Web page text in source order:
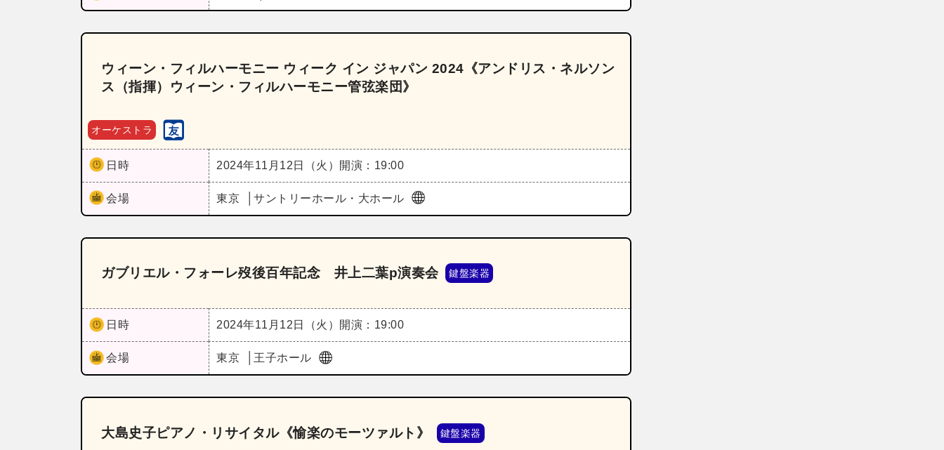
ウィーン・フィルハーモニー ウィーク イン ジャパン 2024《アンドリス・ネルソン
ス（指揮）ウィーン・フィルハーモニー管弦楽団》
オーケストラ
日時 2024年11月12日（火） 開演：19:00
会場 東京 サントリーホール・大ホール
ガブリエル・フォーレ歿後百年記念 井上二葉p演奏会 鍵盤楽器
日時 2024年11月12日（火） 開演：19:00
会場 東京 王子ホール
大島史子ピアノ・リサイタル《愉楽のモーツァルト》 鍵盤楽器